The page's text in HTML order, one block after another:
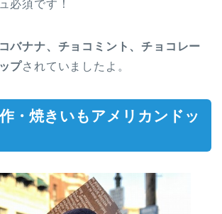
必須です！
バナナ、チョコミント、チョコレー
プされていましたよ。
・焼きいもアメリカンドッ